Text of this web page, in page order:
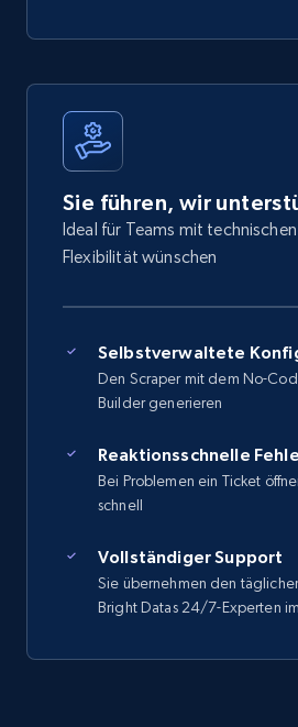
Sie führen, wir
Ideal für Teams mit
Flexibilität wünschen
Selbstverwaltete
Den Scraper mit dem No-
Builder generieren
Reaktionsschnelle
Bei Problemen ein Ticket
schnell
Vollständiger Support
Sie übernehmen den
Bright Datas 24/7-Experten